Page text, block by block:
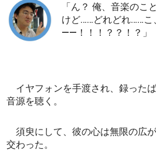
「ん？ 俺、音楽のこ
けど……どれどれ……こ
――！！！？？！？」
イヤフォンを手渡され、録った
音源を聴く。
須臾にして、彼の心は無限の広
交わった。